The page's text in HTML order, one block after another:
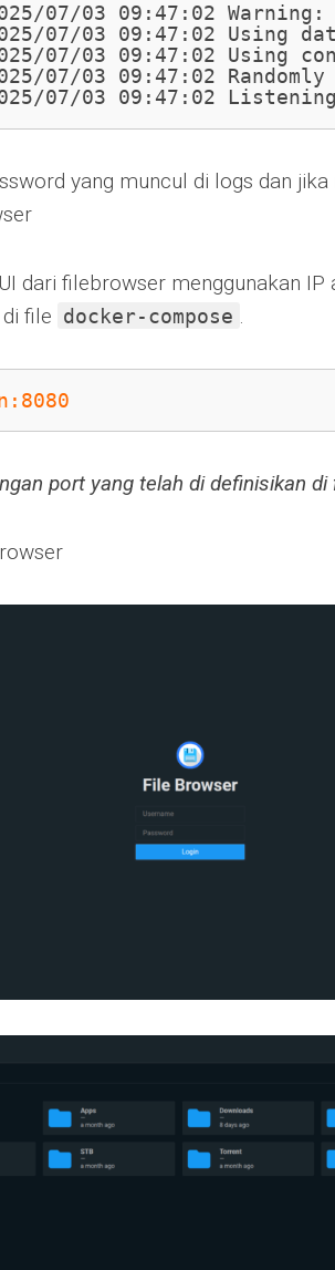
07/03 09:47:02
07/03 09:47:02 Using
07/03 09:47:02 Using
07/03 09:47:02
07/03 09:47:02
yang muncul di logs dan
dari filebrowser menggunakan
file docker-compose .
port yang telah di definisikan di